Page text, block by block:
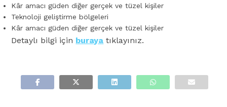
Kâr amacı güden diğer gerçek ve tüzel kişiler
Teknoloji geliştirme bölgeleri
Kâr amacı güden diğer gerçek ve tüzel kişiler
Detaylı bilgi için buraya tıklayınız.